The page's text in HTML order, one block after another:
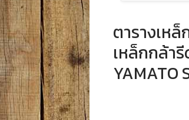
ตารางเห
เหล็กกล้า
YAMATO